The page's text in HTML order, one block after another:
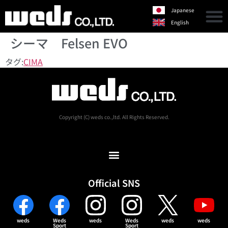
Japanese
English
シーマ Felsen EVO
タグ:CIMA
Copyright (C) weds co.,ltd. All Rights Reserved.
Official SNS
weds Weds
Sport
weds Weds
Sport
weds weds